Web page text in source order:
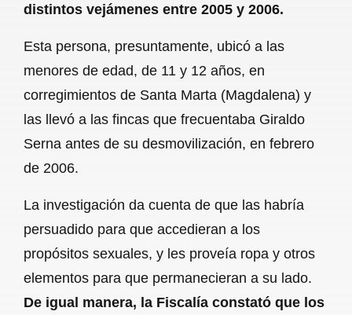
distintos vejámenes entre 2005 y 2006.
Esta persona, presuntamente, ubicó a las
menores de edad, de 11 y 12 años, en
corregimientos de Santa Marta (Magdalena) y
las llevó a las fincas que frecuentaba Giraldo
Serna antes de su desmovilización, en febrero
de 2006.
La investigación da cuenta de que las habría
persuadido para que accedieran a los
propósitos sexuales, y les proveía ropa y otros
elementos para que permanecieran a su lado.
De igual manera, la Fiscalía constató que los